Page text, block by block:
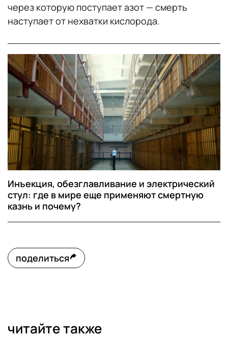
через которую поступает азот — смерть
наступает от нехватки кислорода.
Инъекция, обезглавливание и электрический
стул: где в мире еще применяют смертную
казнь и почему?
поделиться
читайте также